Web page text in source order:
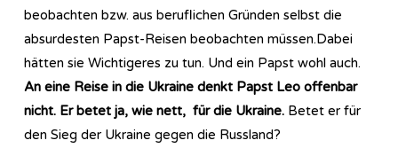
beobachten bzw. aus beruflichen Gründen selbst die
absurdesten Papst-Reisen beobachten müssen.Dabei
hätten sie Wichtigeres zu tun. Und ein Papst wohl auch.
An eine Reise in die Ukraine denkt Papst Leo offenbar
nicht. Er betet ja, wie nett, für die Ukraine. Betet er für
den Sieg der Ukraine gegen die Russland?